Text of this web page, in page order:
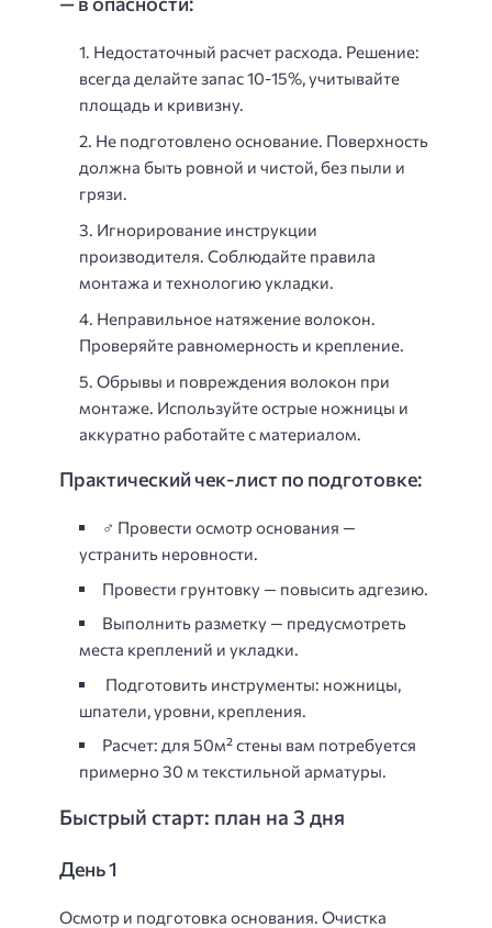
Недостаточный расчет расхода. Решение:
всегда делайте запас 10-15%, учитывайте
площадь и кривизну.
Не подготовлено основание. Поверхность
должна быть ровной и чистой, без пыли и
грязи.
Игнорирование инструкции
производителя. Соблюдайте правила
монтажа и технологию укладки.
Неправильное натяжение волокон.
Проверяйте равномерность и крепление.
Обрывы и повреждения волокон при
монтаже. Используйте острые ножницы и
аккуратно работайте с материалом.
Практический чек-лист по подготовке:
‍♂️ Провести осмотр основания —
устранить неровности.
Провести грунтовку — повысить адгезию.
Выполнить разметку — предусмотреть
места креплений и укладки.
️ Подготовить инструменты: ножницы,
шпатели, уровни, крепления.
Расчет: для 50м² стены вам потребуется
примерно 30 м текстильной арматуры.
Быстрый старт: план на 3 дня
День 1
Осмотр и подготовка основания. Очистка